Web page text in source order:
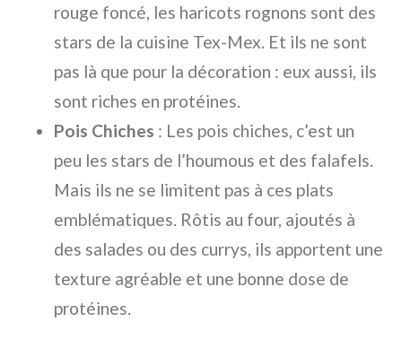
rouge foncé, les haricots rognons sont des
stars de la cuisine Tex-Mex. Et ils ne sont
pas là que pour la décoration : eux aussi, ils
sont riches en protéines.
Pois Chiches : Les pois chiches, c’est un
peu les stars de l’houmous et des falafels.
Mais ils ne se limitent pas à ces plats
emblématiques. Rôtis au four, ajoutés à
des salades ou des currys, ils apportent une
texture agréable et une bonne dose de
protéines.